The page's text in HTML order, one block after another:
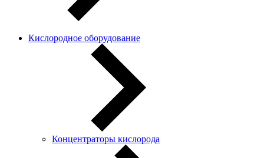
Кислородное оборудование
Концентраторы кислорода